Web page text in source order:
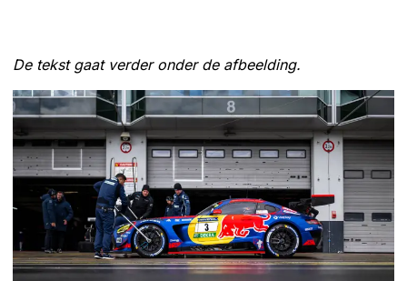
De tekst gaat verder onder de afbeelding.